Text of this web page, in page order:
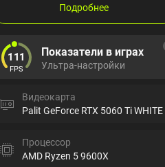
Подробнее
111
FPS
Показатели в играх
Ультра-настройки
Видеокарта
Palit GeForce RTX 5060 Ti WHITE
Процессор
AMD Ryzen 5 9600X